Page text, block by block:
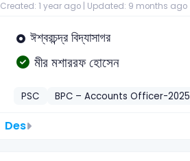
Created: 1 year ago | Updated: 9 months ago
ঈশ্বরচন্দ্র বিদ্যাসাগর
মীর মশাররফ হোসেন
PSC BPC – Accounts Officer-2025
Des